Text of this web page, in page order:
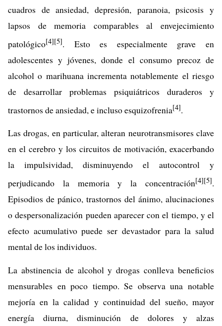
cuadros de ansiedad, depresión, paranoia, psicosis y
lapsos de memoria comparables al envejecimiento
patológico[4][5]. Esto es especialmente grave en
adolescentes y jóvenes, donde el consumo precoz de
alcohol o marihuana incrementa notablemente el riesgo
de desarrollar problemas psiquiátricos duraderos y
trastornos de ansiedad, e incluso esquizofrenia[4].
Las drogas, en particular, alteran neurotransmisores clave
en el cerebro y los circuitos de motivación, exacerbando
la impulsividad, disminuyendo el autocontrol y
perjudicando la memoria y la concentración[4][5].
Episodios de pánico, trastornos del ánimo, alucinaciones
o despersonalización pueden aparecer con el tiempo, y el
efecto acumulativo puede ser devastador para la salud
mental de los individuos.
La abstinencia de alcohol y drogas conlleva beneficios
mensurables en poco tiempo. Se observa una notable
mejoría en la calidad y continuidad del sueño, mayor
energía diurna, disminución de dolores y alzas